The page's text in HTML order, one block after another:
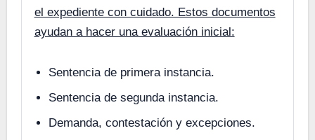
el expediente con cuidado. Estos documentos
ayudan a hacer una evaluación inicial:
Sentencia de primera instancia.
Sentencia de segunda instancia.
Demanda, contestación y excepciones.